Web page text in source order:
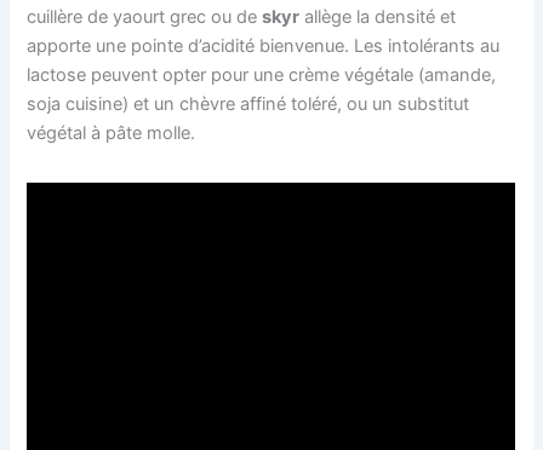
cuillère de yaourt grec ou deskyr allège la densité et
apporte une pointe d’acidité bienvenue. Les intolérants au
lactose peuvent opter pour une crème végétale (amande,
soja cuisine) et un chèvre affiné toléré, ou un substitut
végétal à pâte molle.